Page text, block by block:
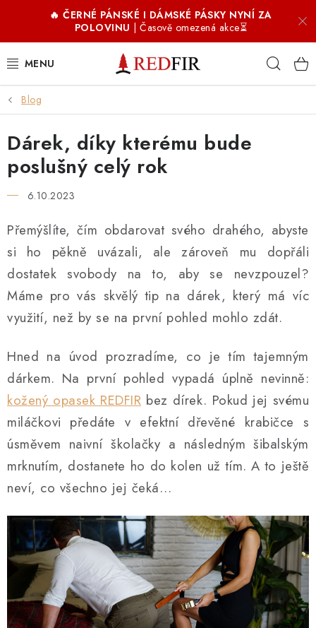
PÁNSKÉ OPASKY
DÁMSKÉ OPASKY
DOPLŇKY
PROČ REDFIR
O NÁS
KONTAKTY
Obchodní podmínky Moje objednávka
Doprava a platba
Časté dotazy
Zakázková výroba
Ochrana osobních údajů
Reklamace a vrácení
Blog
🔥 ČERNÉ PÁNSKÉ I DÁMSKÉ PÁSKY NYNÍ ZA
POLOVINU | Časově omezená akce⏳
Blog
Dárek, díky kterému bude
poslušný celý rok
6.10.2023
Přemýšlíte, čím obdarovat svého drahého, abyste
si ho pěkně uvázali, ale zároveň mu dopřáli
dostatek svobody na to, aby se nevzpouzel?
Máme pro vás skvělý tip na dárek, který má víc
využití, než by se na první pohled mohlo zdát.
Hned na úvod prozradíme, co je tím tajemným
dárkem. Na první pohled vypadá úplně nevinně:
kožený opasek REDFIR bez dírek. Pokud jej svému
miláčkovi předáte v efektní dřevěné krabičce s
úsměvem naivní školačky a následným šibalským
mrknutím, dostanete ho do kolen už tím. A to ještě
neví, co všechno jej čeká…